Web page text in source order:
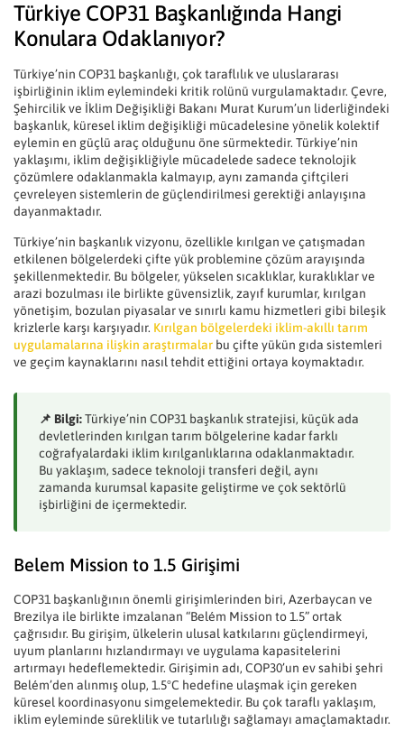
Türkiye COP31 Başkanlığında Hangi
Konulara Odaklanıyor?
Türkiye’nin COP31 başkanlığı, çok taraflılık ve uluslararası
işbirliğinin iklim eylemindeki kritik rolünü vurgulamaktadır. Çevre,
Şehircilik ve İklim Değişikliği Bakanı Murat Kurum’un liderliğindeki
başkanlık, küresel iklim değişikliği mücadelesine yönelik kolektif
eylemin en güçlü araç olduğunu öne sürmektedir. Türkiye’nin
yaklaşımı, iklim değişikliğiyle mücadelede sadece teknolojik
çözümlere odaklanmakla kalmayıp, aynı zamanda çiftçileri
çevreleyen sistemlerin de güçlendirilmesi gerektiği anlayışına
dayanmaktadır.
Türkiye’nin başkanlık vizyonu, özellikle kırılgan ve çatışmadan
etkilenen bölgelerdeki çifte yük problemine çözüm arayışında
şekillenmektedir. Bu bölgeler, yükselen sıcaklıklar, kuraklıklar ve
arazi bozulması ile birlikte güvensizlik, zayıf kurumlar, kırılgan
yönetişim, bozulan piyasalar ve sınırlı kamu hizmetleri gibi bileşik
krizlerle karşı karşıyadır. Kırılgan bölgelerdeki iklim-akıllı tarım
uygulamalarına ilişkin araştırmalar bu çifte yükün gıda sistemleri
ve geçim kaynaklarını nasıl tehdit ettiğini ortaya koymaktadır.
📌 Bilgi:Türkiye’nin COP31 başkanlık stratejisi, küçük ada
devletlerinden kırılgan tarım bölgelerine kadar farklı
coğrafyalardaki iklim kırılganlıklarına odaklanmaktadır.
Bu yaklaşım, sadece teknoloji transferi değil, aynı
zamanda kurumsal kapasite geliştirme ve çok sektörlü
işbirliğini de içermektedir.
Belem Mission to 1.5 Girişimi
COP31 başkanlığının önemli girişimlerinden biri, Azerbaycan ve
Brezilya ile birlikte imzalanan “Belém Mission to 1.5” ortak
çağrısıdır. Bu girişim, ülkelerin ulusal katkılarını güçlendirmeyi,
uyum planlarını hızlandırmayı ve uygulama kapasitelerini
artırmayı hedeflemektedir. Girişimin adı, COP30’un ev sahibi şehri
Belém’den alınmış olup, 1.5°C hedefine ulaşmak için gereken
küresel koordinasyonu simgelemektedir. Bu çok taraflı yaklaşım,
iklim eyleminde süreklilik ve tutarlılığı sağlamayı amaçlamaktadır.